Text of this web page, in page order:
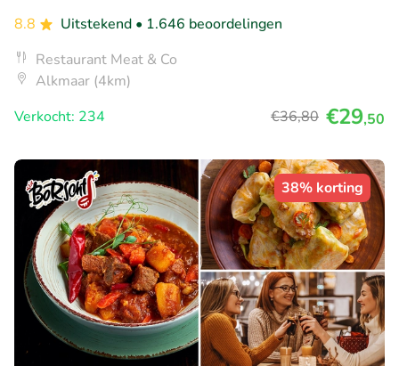
8.8
Uitstekend • 1.646 beoordelingen
Restaurant Meat & Co
Alkmaar (4km)
Verkocht: 234
€36,80 €29,50
38% korting